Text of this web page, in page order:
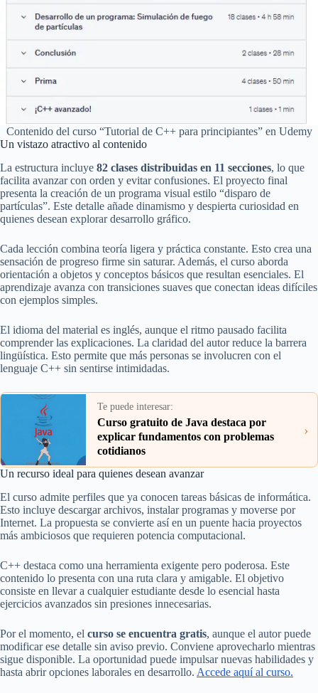
Contenido del curso “Tutorial de C++ para principiantes” en Udemy
Un vistazo atractivo al contenido
La estructura incluye 82 clases distribuidas en 11 secciones, lo que
facilita avanzar con orden y evitar confusiones. El proyecto final
presenta la creación de un programa visual estilo “disparo de
partículas”. Este detalle añade dinamismo y despierta curiosidad en
quienes desean explorar desarrollo gráfico.
Cada lección combina teoría ligera y práctica constante. Esto crea una
sensación de progreso firme sin saturar. Además, el curso aborda
orientación a objetos y conceptos básicos que resultan esenciales. El
aprendizaje avanza con transiciones suaves que conectan ideas difíciles
con ejemplos simples.
El idioma del material es inglés, aunque el ritmo pausado facilita
comprender las explicaciones. La claridad del autor reduce la barrera
lingüística. Esto permite que más personas se involucren con el
lenguaje C++ sin sentirse intimidadas.
Te puede interesar:
Curso gratuito de Java destaca por
explicar fundamentos con problemas
cotidianos
›
Un recurso ideal para quienes desean avanzar
El curso admite perfiles que ya conocen tareas básicas de informática.
Esto incluye descargar archivos, instalar programas y moverse por
Internet. La propuesta se convierte así en un puente hacia proyectos
más ambiciosos que requieren potencia computacional.
C++ destaca como una herramienta exigente pero poderosa. Este
contenido lo presenta con una ruta clara y amigable. El objetivo
consiste en llevar a cualquier estudiante desde lo esencial hasta
ejercicios avanzados sin presiones innecesarias.
Por el momento, el curso se encuentra gratis, aunque el autor puede
modificar ese detalle sin aviso previo. Conviene aprovecharlo mientras
sigue disponible. La oportunidad puede impulsar nuevas habilidades y
hasta abrir opciones laborales en desarrollo. Accede aquí al curso.